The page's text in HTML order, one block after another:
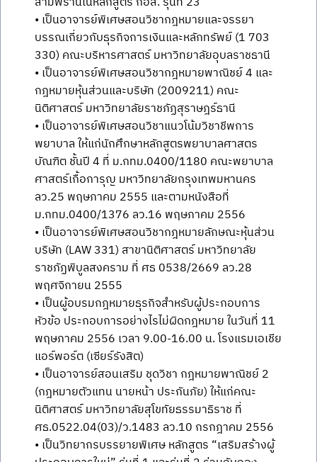
• เป็นอาจารย์พิเศษสอนวิชากฎหมายและจรรยา
บรรณเกี่ยวกับธุรกิจการเงินและหลักทรัพย์ (1 703
330) คณะบริหารศาสตร์ มหาวิทยาลัยอุบลราชธานี
• เป็นอาจารย์พิเศษสอนวิชากฎหมายพาณิชย์ 4 และ
กฎหมายหุ้นส่วนและบริษัท (2009211) คณะ
นิติศาสตร์ มหาวิทยาลัยราชภัฏสุราษฎร์ธานี
• เป็นอาจารย์พิเศษสอนวิชาแนวโน้มวิชาชีพการ
พยาบาล ให้แก่นักศึกษาหลักสูตรพยาบาลศาสตร
บัณฑิต ชั้นปี 4 ที่ ม.กทม.0400/1180 คณะพยาบาล
ศาสตร์เกื้อการุญ มหาวิทยาลัยกรุงเทพมหานคร
ลว.25 พฤษภาคม 2555 และตามหนังสือที่
ม.กทม.0400/1376 ลว.16 พฤษภาคม 2556
• เป็นอาจารย์พิเศษสอนวิชากฎหมายลักษณะหุ้นส่วน
บริษัท (LAW 331) สาขานิติศาสตร์ มหาวิทยาลัย
ราชภัฏพิบูลสงคราม ที่ ศธ 0538/2669 ลว.28
พฤศจิกายน 2555
• เป็นผู้อบรมกฎหมายธุรกิจสำหรับผู้ประกอบการ
หัวข้อ ประกอบการอย่างไรไม่ผิดกฎหมาย ในวันที่ 11
พฤษภาคม 2556 เวลา 9.00-16.00 น. โรงแรมเอเชีย
แอร์พอร์ต (เซียร์รังสิต)
• เป็นอาจารย์สอนเสริม ชุดวิชา กฎหมายพาณิชย์ 2
(กฎหมายตัวแทน นายหน้า ประกันภัย) ให้แก่คณะ
นิติศาสตร์ มหาวิทยาลัยสุโขทัยธรรมาธิราช ที่
ศธ.0522.04(03)/ว.1483 ลว.10 กรกฎาคม 2556
• เป็นวิทยากรบรรยายพิเศษ หลักสูตร “เสริมสร้างผู้